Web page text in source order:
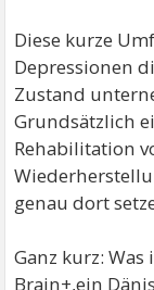
Diese kurze
Depressionen
Zustand
Grundsätzlich
Rehabilitation
genau dort
Ganz kurz:
Brain+,ein